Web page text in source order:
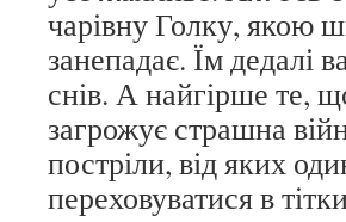
чарівну Голку, якою
занепадає. Їм дедалі
снів. А найгірше те,
загрожує страшна
постріли, від яких
переховуватися в